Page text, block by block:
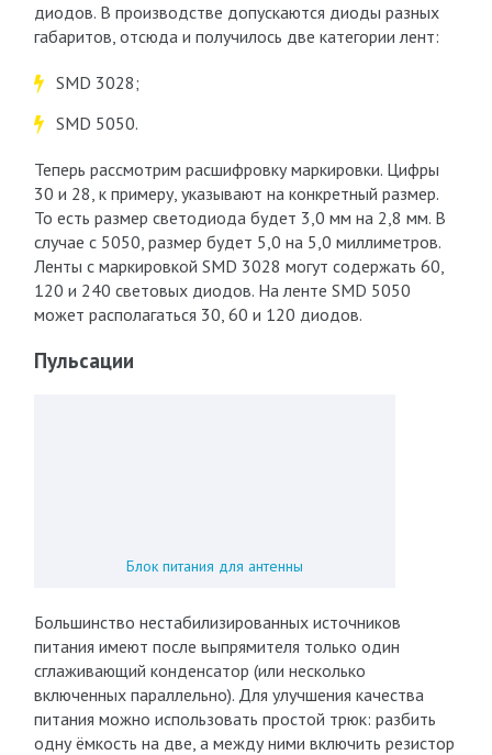
диодов. В производстве допускаются диоды разных
габаритов, отсюда и получилось две категории лент:
SMD 3028;
SMD 5050.
Теперь рассмотрим расшифровку маркировки. Цифры
30 и 28, к примеру, указывают на конкретный размер.
То есть размер светодиода будет 3,0 мм на 2,8 мм. В
случае с 5050, размер будет 5,0 на 5,0 миллиметров.
Ленты с маркировкой SMD 3028 могут содержать 60,
120 и 240 световых диодов. На ленте SMD 5050
может располагаться 30, 60 и 120 диодов.
Пульсации
Блок питания для антенны
Большинство нестабилизированных источников
питания имеют после выпрямителя только один
сглаживающий конденсатор (или несколько
включенных параллельно). Для улучшения качества
питания можно использовать простой трюк: разбить
одну ёмкость на две, а между ними включить резистор